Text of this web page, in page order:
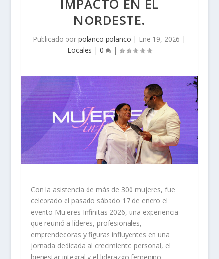
IMPACTO EN EL
NORDESTE.
Publicado porpolanco polanco | Ene 19, 2026 |
Locales | 0 |
Con la asistencia de más de 300 mujeres, fue
celebrado el pasado sábado 17 de enero el
evento Mujeres Infinitas 2026, una experiencia
que reunió a líderes, profesionales,
emprendedoras y figuras influyentes en una
jornada dedicada al crecimiento personal, el
bienestar integral y el liderazgo femenino.